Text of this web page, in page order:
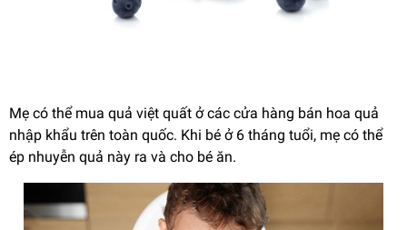
Mẹ có thể mua quả việt quất ở các cửa hàng bán hoa quả
nhập khẩu trên toàn quốc. Khi bé ở 6 tháng tuổi, mẹ có thể
ép nhuyễn quả này ra và cho bé ăn.